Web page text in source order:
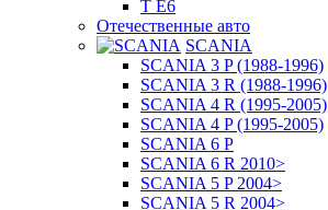
T E6
Отечественные авто
SCANIA
SCANIA 3 P (1988-1996)
SCANIA 3 R (1988-1996)
SCANIA 4 R (1995-2005)
SCANIA 4 P (1995-2005)
SCANIA 6 P
SCANIA 6 R 2010>
SCANIA 5 P 2004>
SCANIA 5 R 2004>